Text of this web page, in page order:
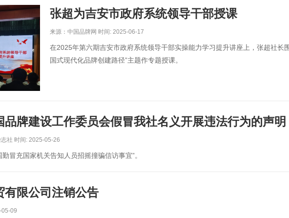
张超为吉安市政府系统领导干部授课
来源：中国品牌网 时间: 2025-06-17
在2025年第六期吉安市政府系统领导干部实操能力学习提升讲座上，张超社长
国式现代化品牌创建路径”主题作专题授课。
品牌建设工作委员会假冒我社名义开展违法行为的声明
社 时间: 2025-05-26
冒充国家机关告知人员招摇撞骗信访事宜”。
有限公司注销公告
05-09